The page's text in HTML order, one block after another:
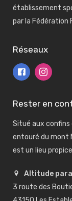
établissement
par la Fédération
Réseaux
Rester en
Situé aux confins
entouré du mont
est un lieu
Altitude
3 route des